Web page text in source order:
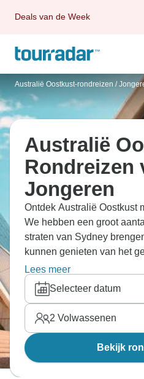
Deals van de Week
Australië Oostkust-rondreizen /
Australië
Rondreizen
Jongeren
Ontdek Australië Oostkust
We hebben een groot
straten van Sydney
kunnen genieten van het
geeft.
Lees meer
Selecteer datum
2 Volwassenen
Bekijk